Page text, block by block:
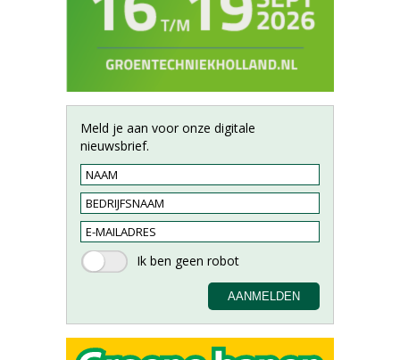
Meld je aan voor onze digitale
nieuwsbrief.